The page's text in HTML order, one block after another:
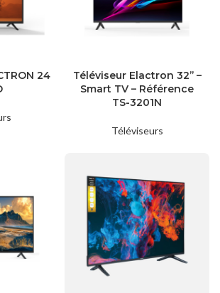
24
Téléviseur Elactron 32’’ –
Smart TV – Référence
TS-3201N
Téléviseurs